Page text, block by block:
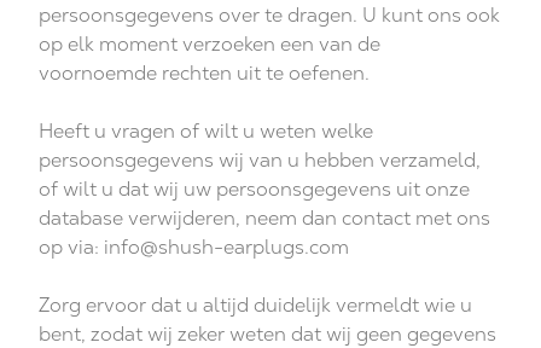
persoonsgegevens over te dragen. U kunt ons ook
op elk moment verzoeken een van de
voornoemde rechten uit te oefenen.
Heeft u vragen of wilt u weten welke
persoonsgegevens wij van u hebben verzameld,
of wilt u dat wij uw persoonsgegevens uit onze
database verwijderen, neem dan contact met ons
op via: info@shush-earplugs.com
Zorg ervoor dat u altijd duidelijk vermeldt wie u
bent, zodat wij zeker weten dat wij geen gegevens